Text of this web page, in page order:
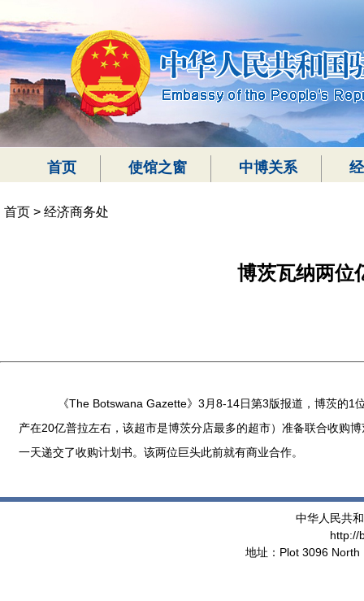
首页 使馆之窗 中博关系
首页 > 经济商务处
博茨瓦纳两位
《The Botswana Gazette》3月8-14日第3版报道，博茨的1
产在20亿普拉左右，该超市是博茨分店最多的超市）准备联合收购
一天递交了收购计划书。该两位巨头此前就有商业合作。
中华人民共
http://
地址：Plot 3096